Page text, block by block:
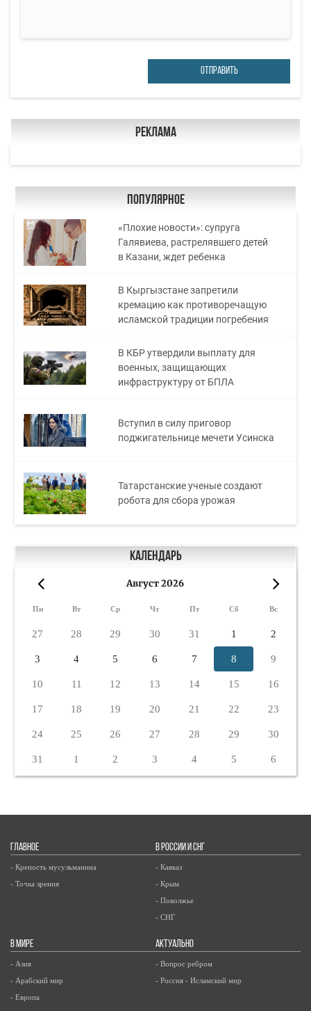
ОТПРАВИТЬ
Реклама
Популярное
«Плохие новости»: супруга
Галявиева, растрелявшего детей
в Казани, ждет ребенка
В Кыргызстане запретили
кремацию как противоречащую
исламской традиции погребения
В КБР утвердили выплату для
военных, защищающих
инфраструктуру от БПЛА
Вступил в силу приговор
поджигательнице мечети Усинска
Татарстанские ученые создают
робота для сбора урожая
Календарь
Август 2026
Пн Вт Ср Чт Пт Сб Вс
27 28 29 30 31 1 2
3 4 5 6 7 8 9
10 11 12 13 14 15 16
17 18 19 20 21 22 23
24 25 26 27 28 29 30
31 1 2 3 4 5 6
ГЛАВНОЕ
- Крепость мусульманина
- Точка зрения
В РОССИИ И СНГ
- Кавказ
- Крым
- Поволжье
- СНГ
В МИРЕ
- Азия
- Арабский мир
- Европа
АКТУАЛЬНО
- Вопрос ребром
- Россия - Исламский мир